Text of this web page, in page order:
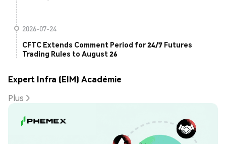
2026-07-24
CFTC Extends Comment Period for 24/7 Futures
Trading Rules to August 26
Expert Infra (EIM) Académie
Plus